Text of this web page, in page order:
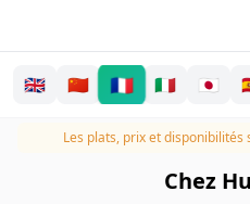
🇬🇧 🇨🇳 🇫🇷 🇮🇹 🇯🇵
Les plats, prix et disponibilités
Chez